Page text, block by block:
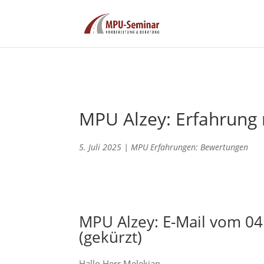
MPU Alzey:
5. Juli 2025 |MPU Erfahrungen: Bewertungen
MPU Alzey: E-Mail vom
(gekürzt)